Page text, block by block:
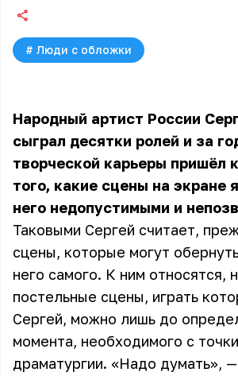
# Люди с обложки
Народный артист России
сыграл десятки ролей и за
творческой карьеры пришёл
того, какие сцены на экране
него недопустимыми и
Таковыми Сергей считает,
сцены, которые могут
него самого. К ним относятся,
постельные сцены, играть
Сергей, можно лишь до
момента, необходимого с
драматургии. «Надо думать»,